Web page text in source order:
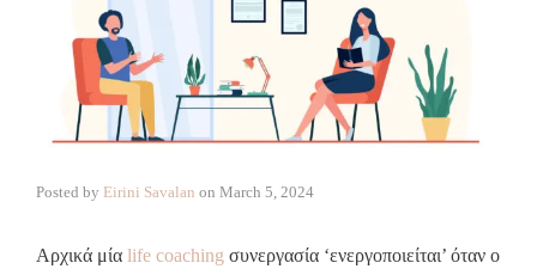
Posted by Eirini Savalan on March 5, 2024
Αρχικά μία life coaching συνεργασία ‘ενεργοποιείται’ όταν ο